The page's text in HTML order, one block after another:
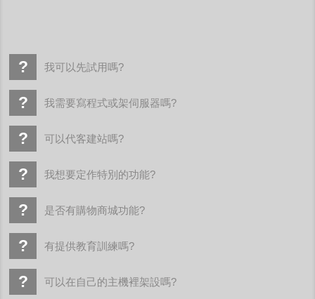
我可以先試用嗎?
我需要寫程式或架伺服器嗎?
可以代客建站嗎?
我想要定作特別的功能?
是否有購物商城功能?
有提供教育訓練嗎?
可以在自己的主機裡架設嗎?